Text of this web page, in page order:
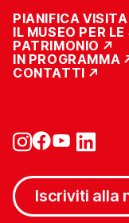
PIANIFICA VISITA
IL MUSEO PER
PATRIMONIO
IN PROGRAMMA
CONTATTI
Iscriviti alla